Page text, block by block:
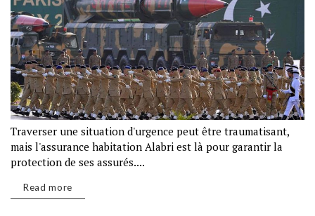
Traverser une situation d'urgence peut être traumatisant,
mais l'assurance habitation Alabri est là pour garantir la
protection de ses assurés....
Read more